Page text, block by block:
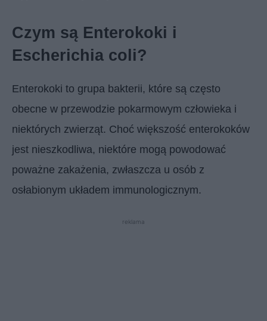
Czym są Enterokoki i
Escherichia coli?
Enterokoki to grupa bakterii, które są często
obecne w przewodzie pokarmowym człowieka i
niektórych zwierząt. Choć większość enterokoków
jest nieszkodliwa, niektóre mogą powodować
poważne zakażenia, zwłaszcza u osób z
osłabionym układem immunologicznym.
reklama